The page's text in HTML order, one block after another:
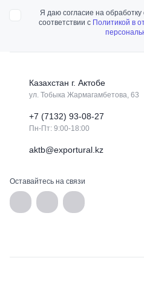
Сумма минимального заказа
мы готовы предоставить
случаях до 30 дней.
предоставляется
постоянным заказчикам.
Я даю согласие на
соответствии с Политикой в
Казахстан г. Актобе
ул. Тобыка Жармагамбетова, 63
+7 (7132) 93-08-27
Пн-Пт: 9:00-18:00
aktb@exportural.kz
Оставайтесь на связи